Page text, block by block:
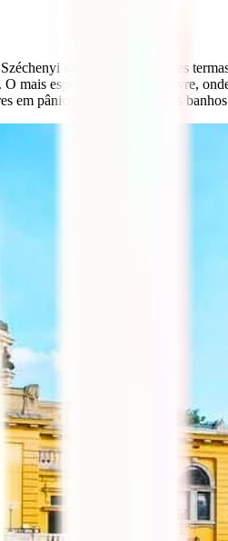
são uma das melhores
mais espetacular é o ao ar livre,
pânico, um mergulho nos